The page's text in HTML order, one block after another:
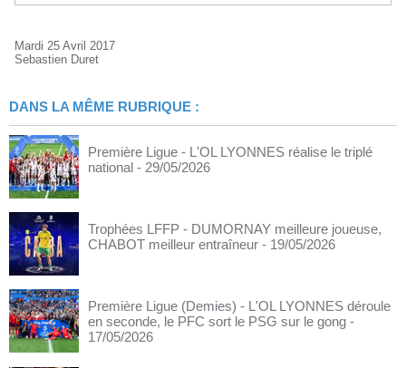
Mardi 25 Avril 2017
Sebastien Duret
DANS LA MÊME RUBRIQUE :
Première Ligue - L'OL LYONNES réalise le triplé
national - 29/05/2026
Trophées LFFP - DUMORNAY meilleure joueuse,
CHABOT meilleur entraîneur - 19/05/2026
Première Ligue (Demies) - L'OL LYONNES déroule
en seconde, le PFC sort le PSG sur le gong -
17/05/2026